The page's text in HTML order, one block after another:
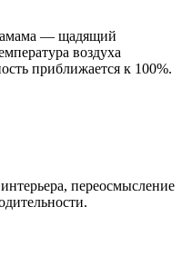
— щадящий
воздуха
приближается к 100%.
переосмысление